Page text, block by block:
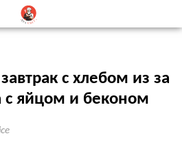
с хлебом из за
с яйцом и беконом